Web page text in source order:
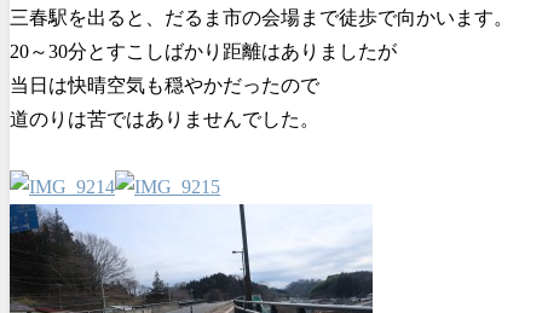
三春駅を出ると、だるま市の会場まで徒歩で向かいます。
20～30分とすこしばかり距離はありましたが
当日は快晴空気も穏やかだったので
道のりは苦ではありませんでした。